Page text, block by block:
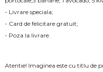
- Livrare speciala;
- Card de felicitare gratuit;
- Poza la livrare.
Atentie! Imaginea este cu titlu de